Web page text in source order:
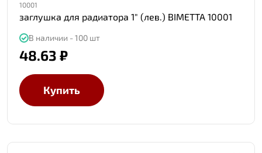
10001
заглушка для радиатора 1" (лев.) BIMETTA 10001
В наличии - 100 шт
48.63 ₽
Купить